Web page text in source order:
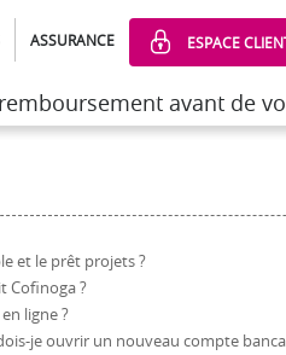
avant de
ASSURANCE ESPACE
et le prêt projets ?
Cofinoga ?
ligne ?
je ouvrir un nouveau compte
avant de